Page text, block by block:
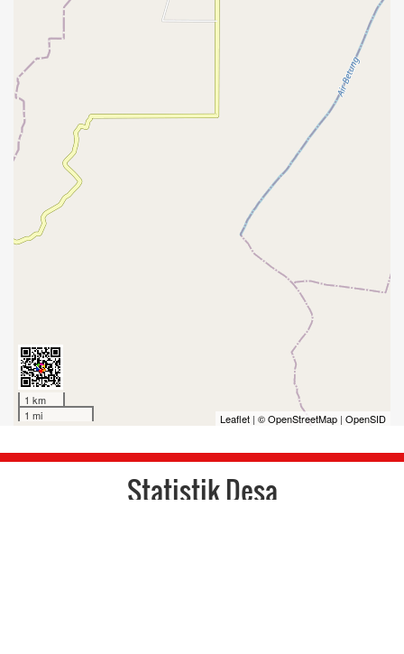
1 km
1 mi
Leaflet | © OpenStreetMap | OpenSID
Statistik Desa